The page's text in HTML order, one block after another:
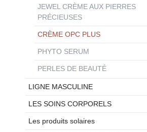
JEWEL CRÈME AUX PIERRES
PRÉCIEUSES
CRÈME OPC PLUS
PHYTO SERUM
PERLES DE BEAUTÉ
LIGNE MASCULINE
LES SOINS CORPORELS
Les produits solaires